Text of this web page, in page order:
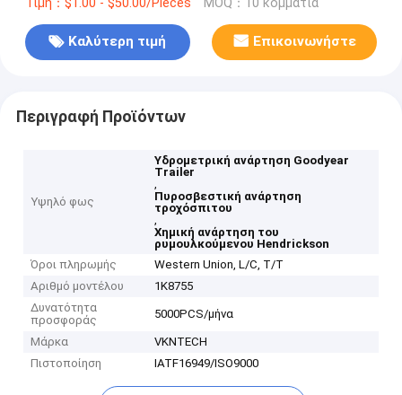
Καλύτερη τιμή Επικοινωνήστε
Περιγραφή Προϊόντων
Υψηλό φως
Υδρομετρική ανάρτηση Goodyear
Trailer
,
Πυροσβεστική ανάρτηση
τροχόσπιτου
,
Χημική ανάρτηση του
ρυμουλκούμενου Hendrickson
Όροι πληρωμής
Western Union, L/C, T/T
Αριθμό μοντέλου
1K8755
Δυνατότητα
προσφοράς
5000PCS/μήνα
Μάρκα
VKNTECH
Πιστοποίηση
IATF16949/ISO9000